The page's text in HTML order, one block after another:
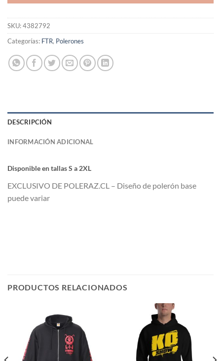
SKU:4382792
Categorías: FTR, Polerones
DESCRIPCIÓN
INFORMACIÓN ADICIONAL
Disponible en tallas S a 2XL
EXCLUSIVO DE POLERAZ.CL – Diseño de polerón base
puede variar
PRODUCTOS RELACIONADOS